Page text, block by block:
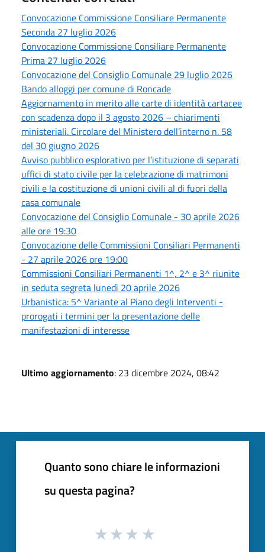
Convocazione Commissione Consiliare Permanente
Seconda 27 luglio 2026
Convocazione Commissione Consiliare Permanente
Prima 27 luglio 2026
Convocazione del Consiglio Comunale 29 luglio 2026
Bando alloggi per comune di Roncade
Aggiornamento in merito alle carte di identità cartacee
con scadenza dopo il 3 agosto 2026 – chiarimenti
ministeriali. Circolare del Ministero dell’interno n. 58
del 30 giugno 2026
Avviso pubblico esplorativo per l’istituzione di separati
uffici di stato civile per la celebrazione di matrimoni
civili e la costituzione di unioni civili al di fuori della
casa comunale
Convocazione del Consiglio Comunale - 30 aprile 2026
alle ore 19:30
Convocazione delle Commissioni Consiliari Permanenti
- 27 aprile 2026 ore 19:00
Commissioni Consiliari Permanenti 1^, 2^ e 3^ riunite
in seduta segreta lunedì 20 aprile 2026
Urbanistica: 5^ Variante al Piano degli Interventi -
prorogati i termini per la presentazione delle
manifestazioni di interesse
Ultimo aggiornamento: 23 dicembre 2024, 08:42
Quanto sono chiare le informazioni
su questa pagina?